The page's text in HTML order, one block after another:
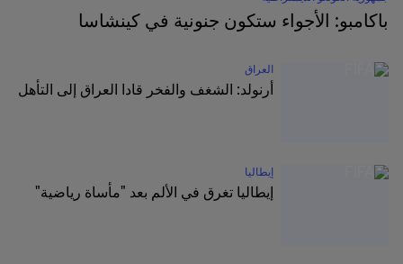
باكامبو: الأجواء ستكون جنونية في كينشاسا
العراق
أرنولد: الشغف والفخر قادا العراق إلى التأهل
إيطاليا
إيطاليا تغرق في الألم بعد "مأساة رياضية"